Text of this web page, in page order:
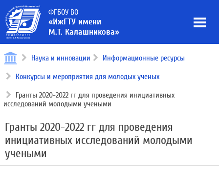
ФГБОУ ВО
«ИжГТУ имени
М.Т. Калашникова»
Наука и инновации Информационные ресурсы
Конкурсы и мероприятия для молодых ученых
Гранты 2020-2022 гг для проведения инициативных
исследований молодыми учеными
Гранты 2020-2022 гг для проведения
инициативных исследований молодыми
учеными